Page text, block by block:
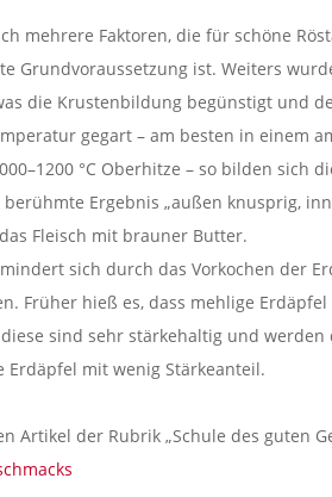
mehrere Faktoren, die für schöne
Grundvoraussetzung ist. Weiters
die Krustenbildung begünstigt und
gegart – am besten in einem
°C Oberhitze – so bilden sich
Ergebnis „außen knusprig,
Fleisch mit brauner Butter.
sich durch das Vorkochen der
Früher hieß es, dass mehlige
sind sehr stärkehaltig und
Erdäpfel mit wenig Stärkeanteil.
Artikel der Rubrik „Schule des guten